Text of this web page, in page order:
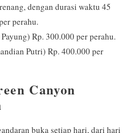
dengan durasi waktu 45
perahu.
Rp. 300.000 per perahu.
Putri) Rp. 400.000 per
Canyon
buka setiap hari, dari hari